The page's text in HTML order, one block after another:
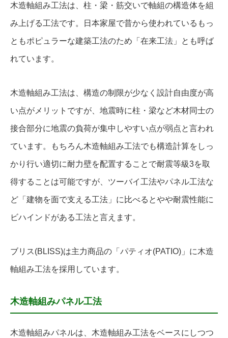
木造軸組み工法は、柱・梁・筋交いで軸組の構造体を組
み上げる工法です。日本家屋で昔から使われているもっ
ともポピュラーな建築工法のため「在来工法」とも呼ば
れています。
木造軸組み工法は、構造の制限が少なく設計自由度が高
い点がメリットですが、地震時に柱・梁など木材同士の
接合部分に地震の負荷が集中しやすい点が弱点と言われ
ています。もちろん木造軸組み工法でも構造計算をしっ
かり行い適切に耐力壁を配置することで耐震等級3を取
得することは可能ですが、ツーバイ工法やパネル工法な
ど「建物を面で支える工法」に比べるとやや耐震性能に
ビハインドがある工法と言えます。
ブリス(BLISS)は主力商品の「パティオ(PATIO)」に木造
軸組み工法を採用しています。
木造軸組みパネル工法
木造軸組みパネルは、木造軸組み工法をベースにしつつ